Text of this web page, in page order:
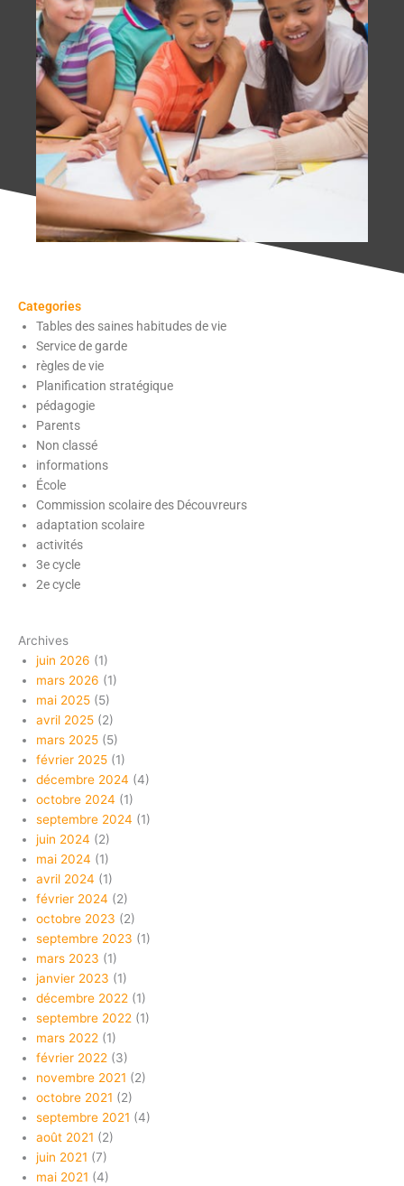
Categories
Tables des saines habitudes de vie
Service de garde
règles de vie
Planification stratégique
pédagogie
Parents
Non classé
informations
École
Commission scolaire des Découvreurs
adaptation scolaire
activités
3e cycle
2e cycle
Archives
juin 2026 (1)
mars 2026 (1)
mai 2025 (5)
avril 2025 (2)
mars 2025 (5)
février 2025 (1)
décembre 2024 (4)
octobre 2024 (1)
septembre 2024 (1)
juin 2024 (2)
mai 2024 (1)
avril 2024 (1)
février 2024 (2)
octobre 2023 (2)
septembre 2023 (1)
mars 2023 (1)
janvier 2023 (1)
décembre 2022 (1)
septembre 2022 (1)
mars 2022 (1)
février 2022 (3)
novembre 2021 (2)
octobre 2021 (2)
septembre 2021 (4)
août 2021 (2)
juin 2021 (7)
mai 2021 (4)